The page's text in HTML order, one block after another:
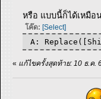
หรือ แบบนี้ก็ได้เหมือ
โค๊ด: [Select]
A:
« แก้ไขครั้งสุดท้าย: 10 ธ.ค.